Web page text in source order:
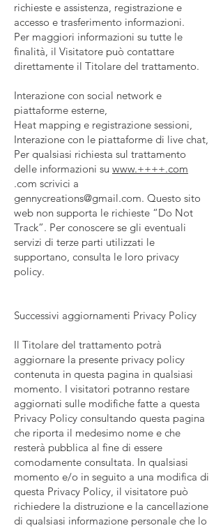
richieste e assistenza, registrazione e
accesso e trasferimento informazioni.
Per maggiori informazioni su tutte le
finalità, il Visitatore può contattare
direttamente il Titolare del trattamento.
Interazione con social network e
piattaforme esterne,
Heat mapping e registrazione sessioni,
Interazione con le piattaforme di live chat,
Per qualsiasi richiesta sul trattamento
delle informazioni su www.++++.com
.com scrivici a
gennycreations@gmail.com. Questo sito
web non supporta le richieste “Do Not
Track”. Per conoscere se gli eventuali
servizi di terze parti utilizzati le
supportano, consulta le loro privacy
policy.
Successivi aggiornamenti Privacy Policy
Il Titolare del trattamento potrà
aggiornare la presente privacy policy
contenuta in questa pagina in qualsiasi
momento. I visitatori potranno restare
aggiornati sulle modifiche fatte a questa
Privacy Policy consultando questa pagina
che riporta il medesimo nome e che
resterà pubblica al fine di essere
comodamente consultata. In qualsiasi
momento e/o in seguito a una modifica di
questa Privacy Policy, il visitatore può
richiedere la distruzione e la cancellazione
di qualsiasi informazione personale che lo